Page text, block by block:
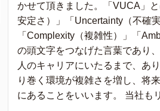
かせて頂きました。「VUCA」
安定さ）」「Uncertainty（不確実
「Complexity（複雑性）」「
の頭文字をつなげた言葉であり
人のキャリアにいたるまで、あ
り巻く環境が複雑さを増し、将
にあることをいいます。 当社も